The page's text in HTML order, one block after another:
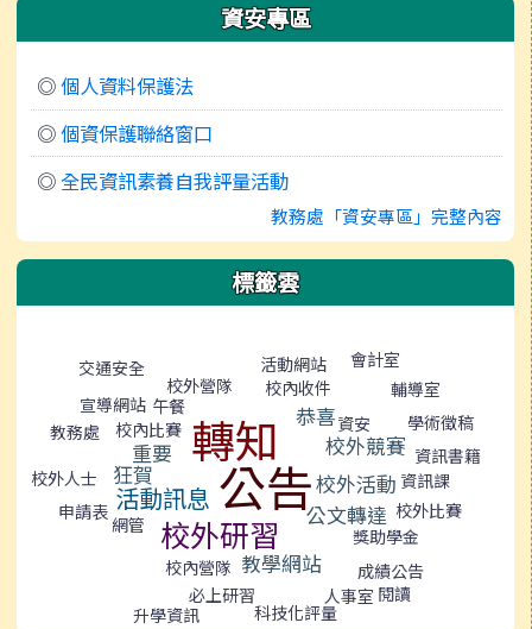
資安專區
◎個人資料保護法
◎個資保護聯絡窗口
◎全民資訊素養自我評量活動
教務處「資安專區」完整內容
標籤雲
交通安全
會計室
宣導網站 午餐
校外營隊
活動網站
校內收件
輔導室
教務處
校內比賽 轉知 恭喜 學術徵稿
狂賀
重要 公告
校外競賽
資安
校外人士
資訊書籍
活動訊息 校外活動 資訊課
申請表
網管 校外研習 公文轉達 校外比賽
校內營隊 教學網站
獎助學金
必上研習
成績公告
升學資訊
科技化評量
人事室 閱讀